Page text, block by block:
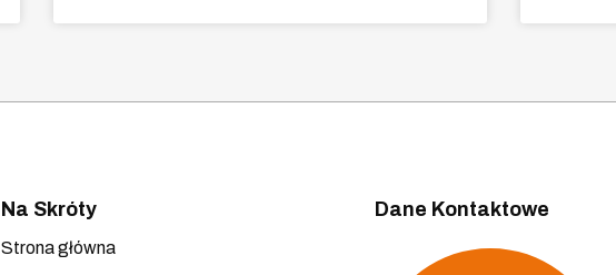
Na Skróty
Strona główna
Dane Kontaktowe